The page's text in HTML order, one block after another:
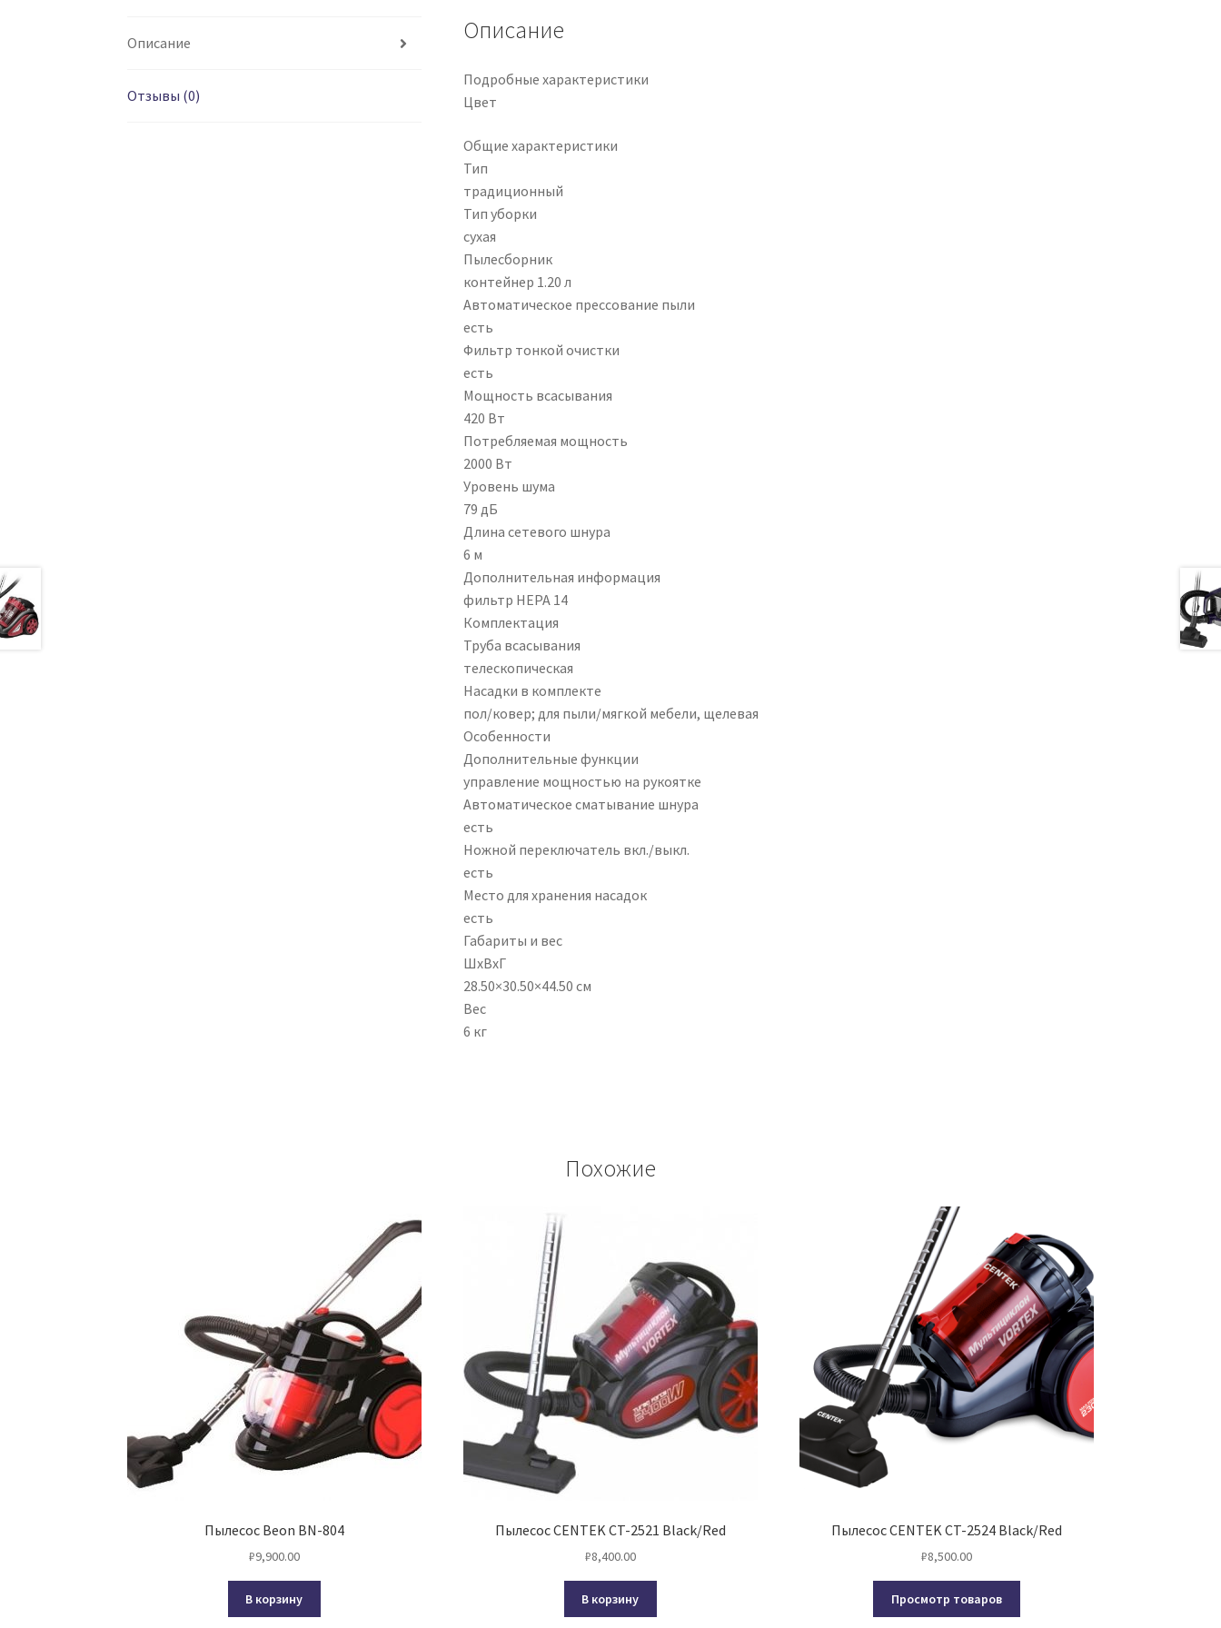
Описание
Отзывы (0)
Описание
Подробные характеристики
Цвет
Общие характеристики
Тип
традиционный
Тип уборки
сухая
Пылесборник
контейнер 1.20 л
Автоматическое прессование пыли
есть
Фильтр тонкой очистки
есть
Мощность всасывания
420 Вт
Потребляемая мощность
2000 Вт
Уровень шума
79 дБ
Длина сетевого шнура
6 м
Дополнительная информация
фильтр HEPA 14
Комплектация
Труба всасывания
телескопическая
Насадки в комплекте
пол/ковер; для пыли/мягкой мебели, щелевая
Особенности
Дополнительные функции
управление мощностью на рукоятке
Автоматическое сматывание шнура
есть
Ножной переключатель вкл./выкл.
есть
Место для хранения насадок
есть
Габариты и вес
ШхВхГ
28.50×30.50×44.50 см
Вес
6 кг
Похожие
Пылесос Beon BN-804
₽9,900.00
В корзину
Пылесос CENTEK CT-2521 Black/Red
₽8,400.00
В корзину
Пылесос CENTEK CT-2524 Black/Red
₽8,500.00
Просмотр товаров